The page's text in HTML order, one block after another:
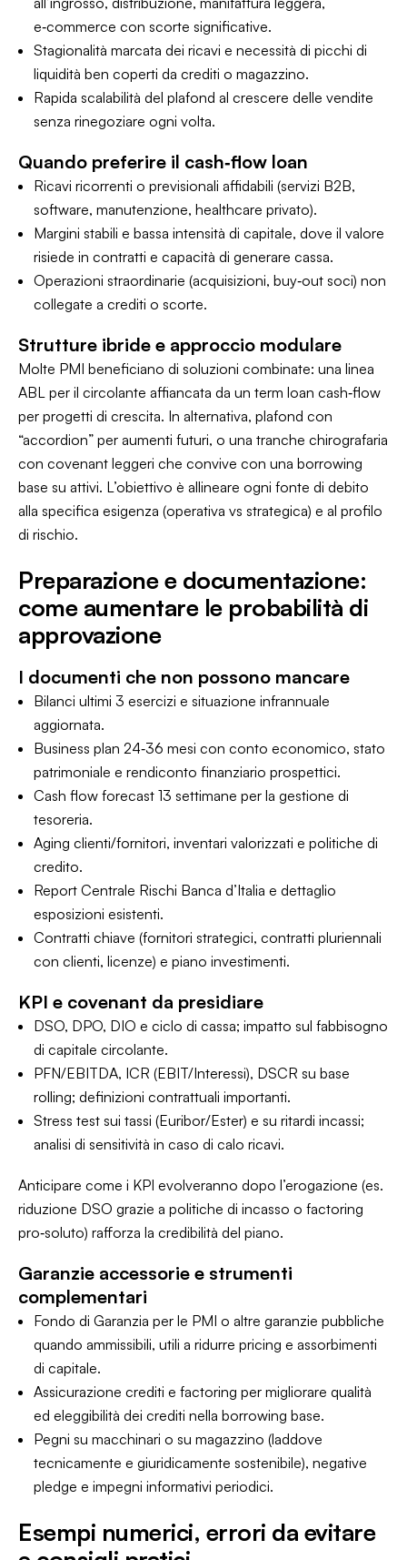
e‑commerce con scorte significative.
Stagionalità marcata dei ricavi e necessità di picchi di
liquidità ben coperti da crediti o magazzino.
Rapida scalabilità del plafond al crescere delle vendite
senza rinegoziare ogni volta.
Quando preferire il cash‑flow loan
Ricavi ricorrenti o previsionali affidabili (servizi B2B,
software, manutenzione, healthcare privato).
Margini stabili e bassa intensità di capitale, dove il valore
risiede in contratti e capacità di generare cassa.
Operazioni straordinarie (acquisizioni, buy‑out soci) non
collegate a crediti o scorte.
Strutture ibride e approccio modulare
Molte PMI beneficiano di soluzioni combinate: una linea
ABL per il circolante affiancata da un term loan cash‑flow
per progetti di crescita. In alternativa, plafond con
“accordion” per aumenti futuri, o una tranche chirografaria
con covenant leggeri che convive con una borrowing
base su attivi. L’obiettivo è allineare ogni fonte di debito
alla specifica esigenza (operativa vs strategica) e al profilo
di rischio.
Preparazione e documentazione:
come aumentare le probabilità di
approvazione
I documenti che non possono mancare
Bilanci ultimi 3 esercizi e situazione infrannuale
aggiornata.
Business plan 24‑36 mesi con conto economico, stato
patrimoniale e rendiconto finanziario prospettici.
Cash flow forecast 13 settimane per la gestione di
tesoreria.
Aging clienti/fornitori, inventari valorizzati e politiche di
credito.
Report Centrale Rischi Banca d’Italia e dettaglio
esposizioni esistenti.
Contratti chiave (fornitori strategici, contratti pluriennali
con clienti, licenze) e piano investimenti.
KPI e covenant da presidiare
DSO, DPO, DIO e ciclo di cassa; impatto sul fabbisogno
di capitale circolante.
PFN/EBITDA, ICR (EBIT/Interessi), DSCR su base
rolling; definizioni contrattuali importanti.
Stress test sui tassi (Euribor/Ester) e su ritardi incassi;
analisi di sensitività in caso di calo ricavi.
Anticipare come i KPI evolveranno dopo l’erogazione (es.
riduzione DSO grazie a politiche di incasso o factoring
pro‑soluto) rafforza la credibilità del piano.
Garanzie accessorie e strumenti
complementari
Fondo di Garanzia per le PMI o altre garanzie pubbliche
quando ammissibili, utili a ridurre pricing e assorbimenti
di capitale.
Assicurazione crediti e factoring per migliorare qualità
ed eleggibilità dei crediti nella borrowing base.
Pegni su macchinari o su magazzino (laddove
tecnicamente e giuridicamente sostenibile), negative
pledge e impegni informativi periodici.
Esempi numerici, errori da evitare